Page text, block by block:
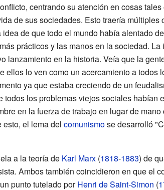
centrando su atención en cosas tales
de sus sociedades. Esto traería múltiples
de que todo el mundo había alentado
prácticos y las manos en la sociedad. La
lanzamiento en la historia. Veía que la
lo ven como un acercamiento a todos
ya que estaba creciendo de un
los problemas viejos sociales habían
en la fuerza de trabajo en lugar de mano
el lema del comunismose desarrolló
a la teoría de Karl Marx(1818-1883) de
Ambos también coincidieron en que el
punto tutelado porHenri de Saint-Simon (